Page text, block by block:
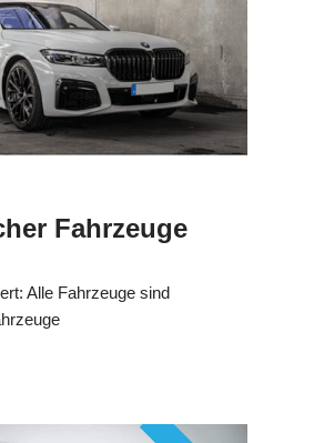
Fahrzeuge
Alle Fahrzeuge sind